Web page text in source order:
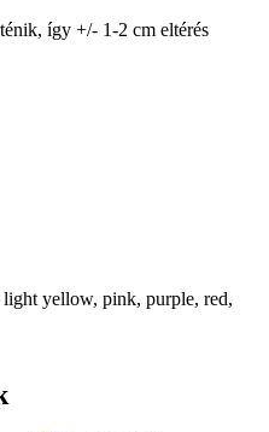
így +/- 1-2 cm eltérés
yellow, pink, purple, red,